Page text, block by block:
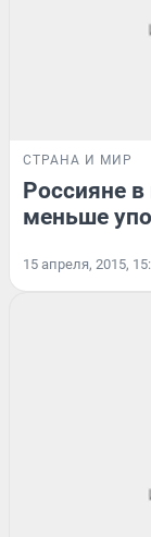
СТРАНА И МИР
Россияне
меньше
15 апреля, 2015,